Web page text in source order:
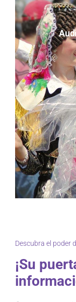
Descubra el poder
¡Su